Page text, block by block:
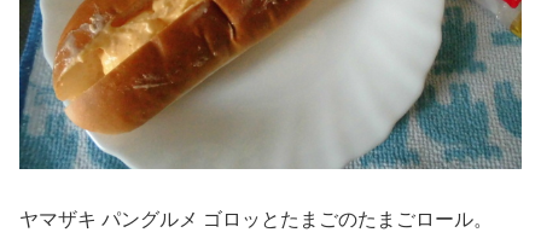
ヤマザキ パングルメ ゴロッとたまごのたまごロール。